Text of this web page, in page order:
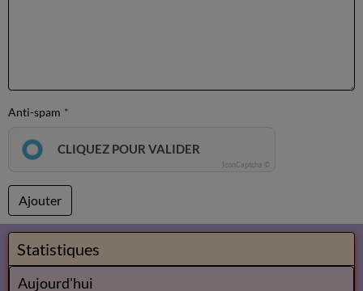
Anti-spam
CLIQUEZ POUR VALIDER
IconCaptcha ©
Ajouter
Statistiques
Aujourd'hui